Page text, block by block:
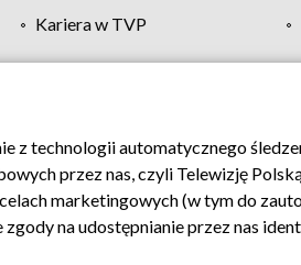
Kariera w TVP
Moje zgody Pomoc
z technologii automatycznego
przez nas, czyli Telewizję
marketingowych (w tym do
na udostępnianie przez nas